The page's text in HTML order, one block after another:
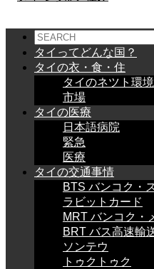
タイってどんな国？
タイの衣・食・住
タイのネツト環境
市場
タイの医療
日本語病院
緊急
医療
タイの交通事情
BTS バンコク・
ラビットカード
MRT バンコク・
BRT バス高速輸
ソンテウ
トゥクトゥク